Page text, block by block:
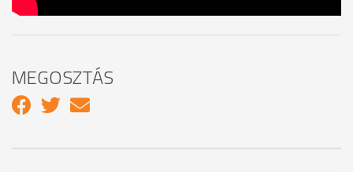
MEGOSZTÁS